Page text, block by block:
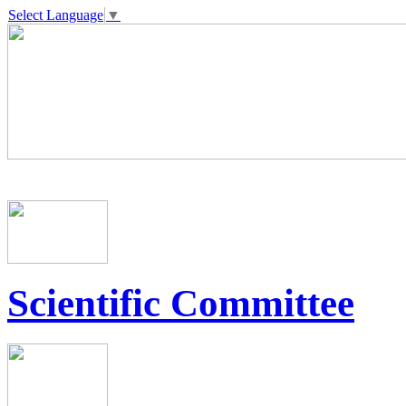
Select Language ▼
Scientific Committee